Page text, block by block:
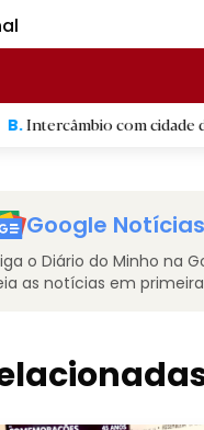
cidade de Cali deixa
Google Notícias
o Diário do Minho na
as notícias em